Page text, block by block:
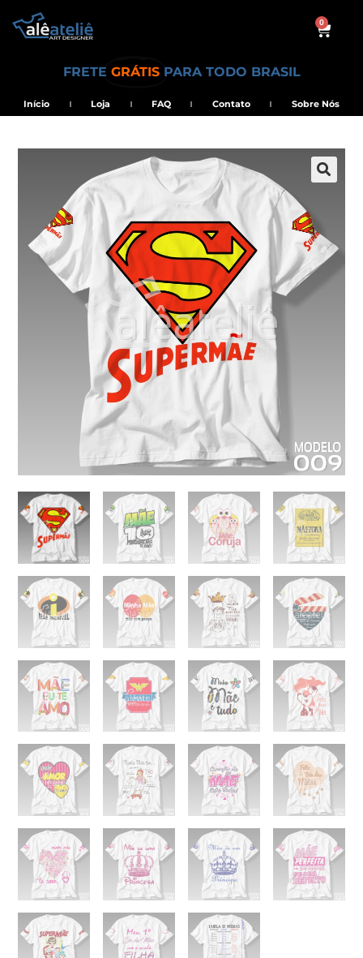
0
FRETE GRÁTIS PARA TODO BRASIL
Início Loja FAQ Contato Sobre Nós